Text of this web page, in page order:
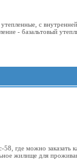
с
- базальтовый
58, где можно
жилище для